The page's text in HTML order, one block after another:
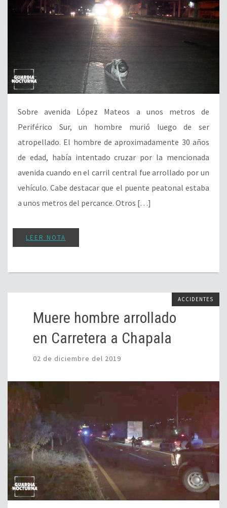
Sobre avenida López Mateos a unos metros de
Periférico Sur, un hombre murió luego de ser
atropellado. El hombre de aproximadamente 30 años
de edad, había intentado cruzar por la mencionada
avenida cuando en el carril central fue arrollado por un
vehículo. Cabe destacar que el puente peatonal estaba
a unos metros del percance. Otros […]
LEER NOTA
ACCIDENTES
Muere hombre arrollado
en Carretera a Chapala
02 de diciembre del 2019